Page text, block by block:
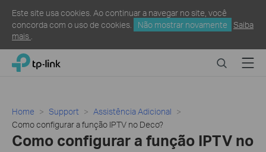
Este site usa cookies. Ao continuar a navegar no site, você
concorda com o uso de cookies.
Não mostrar novamente
Saiba
mais
Click
navigation
TP-Link, Reliably Smart SearchMenu
Home Support
Assistência Adicional
Como configurar a função IPTV no Deco?
Como configurar a função IPTV no